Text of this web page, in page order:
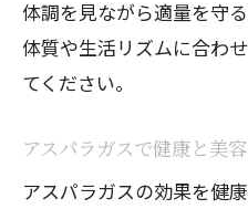
アスパラギン酸
か
アスパラガスの
疲れやすい方に
活用術
体調を見ながら適量を守
体質や生活リズムに合わ
てください。
アスパラガスで健康と美
アスパラガスの効果を健